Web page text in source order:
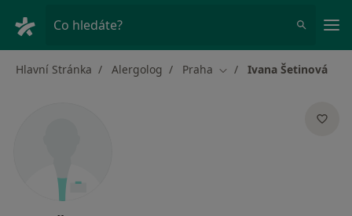
Co hledáte?
Hlavní Stránka Alergolog Praha Změna města
Ivana Šetinová